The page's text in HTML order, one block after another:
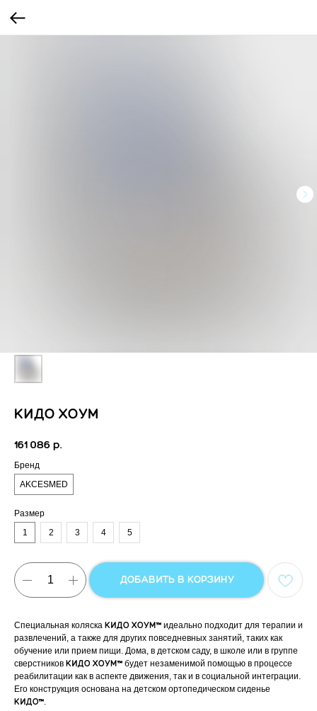
КИДО XОУМ
161 086 р.
Бренд
AKCESMED
Размер
1
2 3 4 5
ДОБАВИТЬ В КОРЗИНУ
Специальная коляска КИДО XОУМ™ идеально подходит для терапии и
развлечений, а также для других повседневных занятий, таких как
обучение или прием пищи. Дома, в детском саду, в школе или в группе
сверстников КИДО XОУМ™ будет незаменимой помощью в процессе
реабилитации как в аспекте движения, так и в социальной интеграции.
Его конструкция основана на детском ортопедическом сиденье
КИДО™.